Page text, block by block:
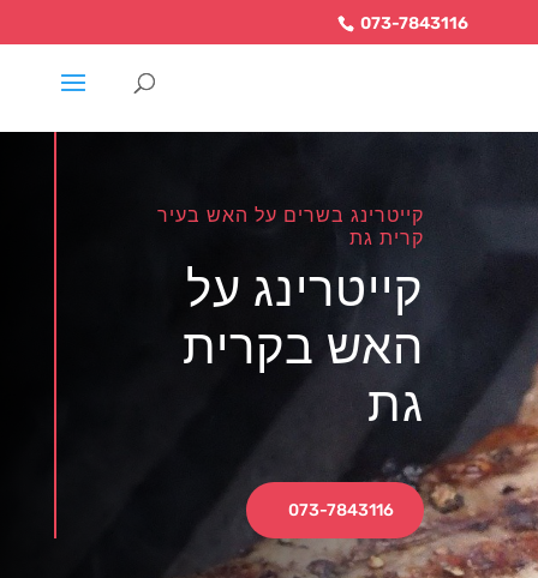
073-7843116
קייטרינג בשרים על האש בעיר
קרית גת
קייטרינג על
האש בקרית
גת
073-7843116